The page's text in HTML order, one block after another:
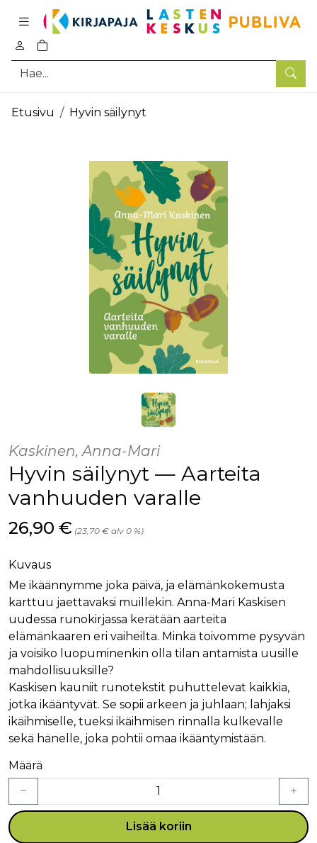
Hae
0
tuotetta ostoskorissa
Pääsisältö
Etusivu Hyvin säilynyt
Kaskinen, Anna-Mari
Hyvin säilynyt — Aarteita
vanhuuden varalle
Hinta nyt
26,90 € (23,70 € alv 0 %)
Kuvaus
Me ikäännymme joka päivä, ja elämänkokemusta
karttuu jaettavaksi muillekin. Anna-Mari Kaskisen
uudessa runokirjassa kerätään aarteita
elämänkaaren eri vaiheilta. Minkä toivomme pysyvän
ja voisiko luopuminenkin olla tilan antamista uusille
mahdollisuuksille?
Kaskisen kauniit runotekstit puhuttelevat kaikkia,
jotka ikääntyvät. Se sopii arkeen ja juhlaan; lahjaksi
ikäihmiselle, tueksi ikäihmisen rinnalla kulkevalle
sekä hänelle, joka pohtii omaa ikääntymistään.
Määrä
Lisää koriin